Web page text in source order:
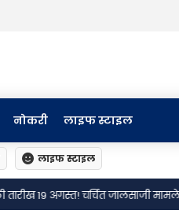
नोकरी लाइफ स्टाइल
लाइफ स्टाइल
मामले में चार्ज फ्रेम की कार्यवाही शुरू•